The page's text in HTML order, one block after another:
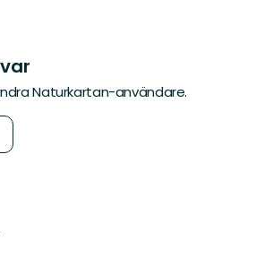
Naturkartan-användare.